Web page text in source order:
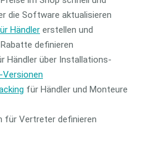
die Software aktualisieren
Händler erstellen und
definieren
Händler über Installations-
Versionen
für Händler und Monteure
für Vertreter definieren